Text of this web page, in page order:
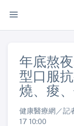
年底熬
型口服
燒、痠
健康醫療網／
17 10:00